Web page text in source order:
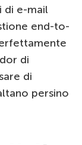
di e-mail
end-to-
di
di
persino